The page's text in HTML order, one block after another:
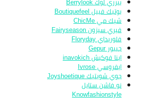
بوتيك فييل Boutiquefeel
شيك مي ChicMe
فيري سيزون Fairyseason
فلوريداي Floryday
جيبور Gepur
اينا فوكيش inavokich
ايفروسي Ivrose
جوي شويتيك Joyshoetique
نو فاشن ستايل
Knowfashionstyle